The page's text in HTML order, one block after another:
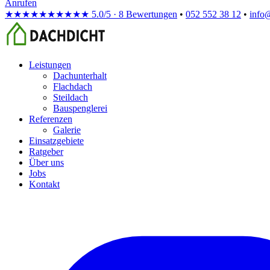
Anrufen
★★★★★★★★★★ 5.0/5 · 8 Bewertungen • 052 552 38 12 •
Leistungen
Dachunterhalt
Flachdach
Steildach
Bauspenglerei
Referenzen
Galerie
Einsatzgebiete
Ratgeber
Über uns
Jobs
Kontakt